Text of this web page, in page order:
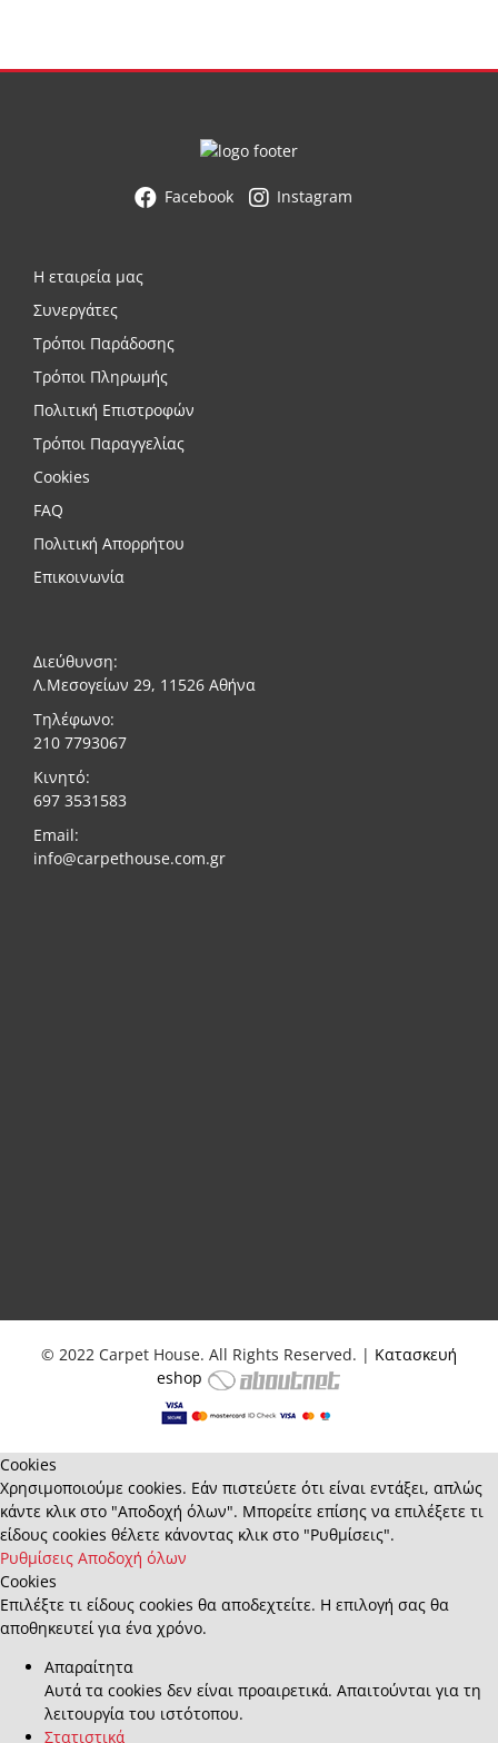
Facebook Instagram
Η εταιρεία μας
Συνεργάτες
Τρόποι Παράδοσης
Τρόποι Πληρωμής
Πολιτική Επιστροφών
Τρόποι Παραγγελίας
Cookies
FAQ
Πολιτική Απορρήτου
Επικοινωνία
Διεύθυνση:
Λ.Μεσογείων 29, 11526 Αθήνα
Τηλέφωνο:
210 7793067
Κινητό:
697 3531583
Email:
info@carpethouse.com.gr
© 2022 Carpet House. All Rights Reserved. | Κατασκευή
eshop
Cookies
Χρησιμοποιούμε cookies. Εάν πιστεύετε ότι είναι εντάξει, απλώς
κάντε κλικ στο "Αποδοχή όλων". Μπορείτε επίσης να επιλέξετε τι
είδους cookies θέλετε κάνοντας κλικ στο "Ρυθμίσεις".
Ρυθμίσεις Αποδοχή όλων
Cookies
Επιλέξτε τι είδους cookies θα αποδεχτείτε. Η επιλογή σας θα
αποθηκευτεί για ένα χρόνο.
Απαραίτητα
Αυτά τα cookies δεν είναι προαιρετικά. Απαιτούνται για τη
λειτουργία του ιστότοπου.
Στατιστικά